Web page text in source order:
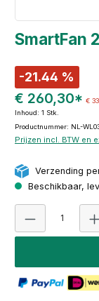
SmartFan
-21.44 %
€ 260,30* €
Inhoud: 1 Stk.
Productnummer: NL-
Prijzen incl. BTW en
Verzending
Beschikbaar,